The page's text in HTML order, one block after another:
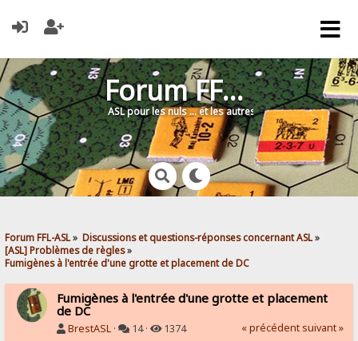
Forum FFL-ASL
ASL pour les nuls … et les autres !
Forum FFL-ASL» Discussions et questions-réponses concernant ASL»
[ASL] Problèmes de règles»
Fumigènes à l'entrée d'une grotte et placement de DC
Fumigènes à l'entrée d'une grotte et placement
de DC
BrestASL · 14 · 1374 « précédent suivant »